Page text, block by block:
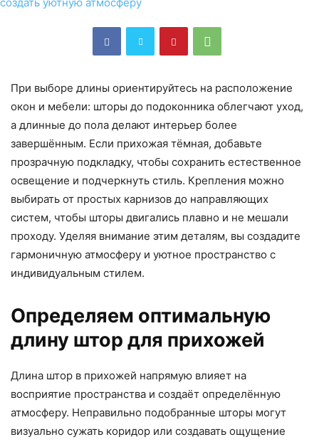
При выборе длины ориентируйтесь на расположение
окон и мебели: шторы до подоконника облегчают уход,
а длинные до пола делают интерьер более
завершённым. Если прихожая тёмная, добавьте
прозрачную подкладку, чтобы сохранить естественное
освещение и подчеркнуть стиль. Крепления можно
выбирать от простых карнизов до направляющих
систем, чтобы шторы двигались плавно и не мешали
проходу. Уделяя внимание этим деталям, вы создадите
гармоничную атмосферу и уютное пространство с
индивидуальным стилем.
Определяем оптимальную
длину штор для прихожей
Длина штор в прихожей напрямую влияет на
восприятие пространства и создаёт определённую
атмосферу. Неправильно подобранные шторы могут
визуально сужать коридор или создавать ощущение